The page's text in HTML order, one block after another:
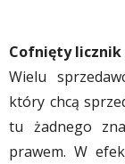
Cofnięty
Wielu
który chcą
tu żadnego
prawem. W